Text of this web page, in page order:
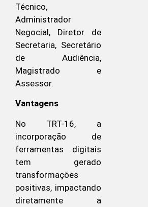
Técnico,
Administrador
Negocial, Diretor de
Secretaria, Secretário
de Audiência,
Magistrado e
Assessor.
Vantagens
No TRT-16, a
incorporação de
ferramentas digitais
tem gerado
transformações
positivas, impactando
diretamente a